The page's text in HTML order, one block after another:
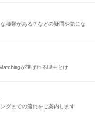
種類がある？などの疑問や気にな
が選ばれる理由とは
グまでの流れをご案内します